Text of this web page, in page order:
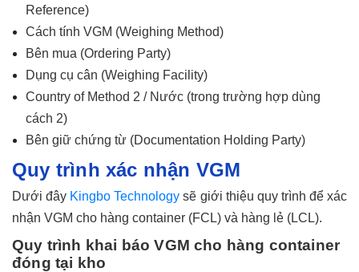
Reference)
Cách tính VGM (Weighing Method)
Bên mua (Ordering Party)
Dụng cụ cân (Weighing Facility)
Country of Method 2 / Nước (trong trường hợp dùng
cách 2)
Bên giữ chứng từ (Documentation Holding Party)
Quy trình xác nhận VGM
Dưới đây Kingbo Technology sẽ giới thiệu quy trình để xác
nhận VGM cho hàng container (FCL) và hàng lẻ (LCL).
Quy trình khai báo VGM cho hàng container
đóng tại kho